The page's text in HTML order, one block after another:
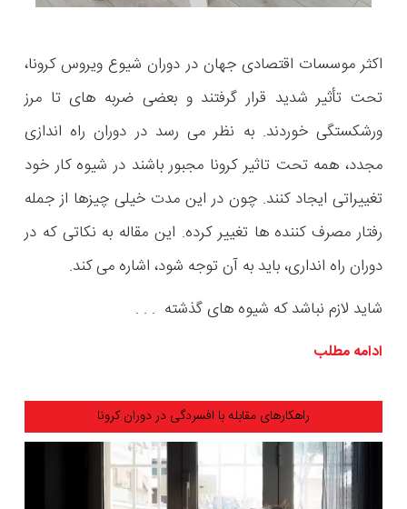
اکثر موسسات اقتصادی جهان در دوران شیوع ویروس کرونا،
تحت تأثیر شدید قرار گرفتند و بعضی ضربه های تا مرز
ورشکستگی خوردند. به نظر می رسد در دوران راه اندازی
مجدد، همه تحت تاثیر کرونا مجبور باشند در شیوه کار خود
تغییراتی ایجاد کنند. چون در این مدت خیلی چیزها از جمله
رفتار مصرف کننده ها تغییر کرده. این مقاله به نکاتی که در
دوران راه انداری، باید به آن توجه شود، اشاره می کند.
شاید لازم نباشد که شیوه های گذشته . . .
ادامه مطلب
راهکارهای مقابله با افسردگی در دوران کرونا